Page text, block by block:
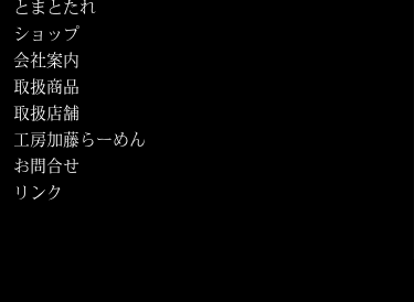
とまとたれ
ショップ
会社案内
取扱商品
取扱店舗
工房加藤らーめん
お問合せ
リンク